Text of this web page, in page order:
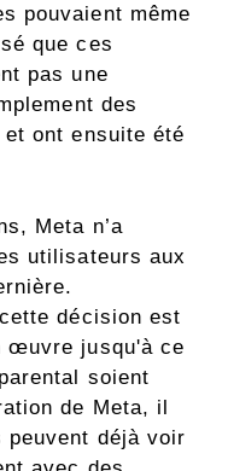
pouvaient même
que ces
pas une
des
ont ensuite été
Meta n’a
utilisateurs aux
décision est
œuvre jusqu'à ce
soient
de Meta, il
déjà voir